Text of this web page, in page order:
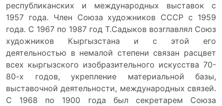
республиканских и международных выставок с
1957 года. Член Союза художников СССР с 1959
года. С 1967 по 1987 год Т.Садыков возглавлял Союз
художников Кыргызстана и с этой его
деятельностью в немалой степени связан расцвет
всех кыргызского изобразительного искусства 70-
80-х годов, укрепление материальной базы,
выставочной деятельности, международных связей.
С 1968 по 1900 года был секретарем Союза